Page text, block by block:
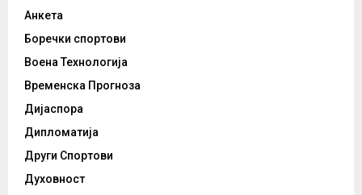
Анкета
Боречки спортови
Воена Технологија
Временска Прогноза
Дијаспора
Дипломатија
Други Спортови
Духовност